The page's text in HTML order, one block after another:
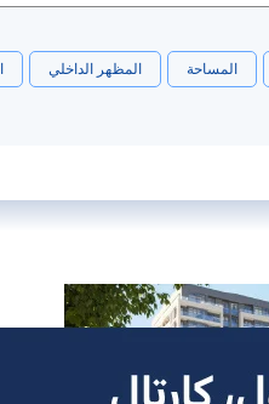
المساحة المظهر الداخلي